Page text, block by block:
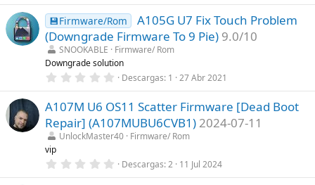
l
l
a
s
)
0
0
e
s
t
r
e
l
(
s
)
💾Firmware/Rom
A105G U7 Fix Touch Problem
(Downgrade Firmware To 9 Pie) 9.0/10
SNOOKABLE
Firmware/ Rom
Downgrade solution
0
0
0
e
s
t
l
Descargas 1 27 Abr 2021
A107M U6 OS11 Scatter Firmware [Dead Boot
Repair] (A107MUBU6CVB1) 2024-07-11
UnlockMaster40 Firmware/ Rom
vip
0 Descargas 2 11 Jul 2024